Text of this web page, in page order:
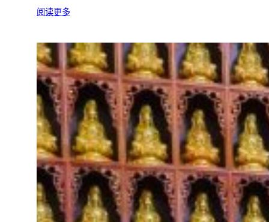
阅读更多